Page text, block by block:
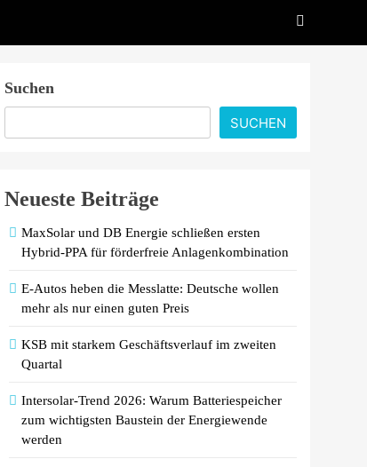
Suchen
SUCHEN
Neueste Beiträge
MaxSolar und DB Energie schließen ersten
Hybrid-PPA für förderfreie Anlagenkombination
E-Autos heben die Messlatte: Deutsche wollen
mehr als nur einen guten Preis
KSB mit starkem Geschäftsverlauf im zweiten
Quartal
Intersolar-Trend 2026: Warum Batteriespeicher
zum wichtigsten Baustein der Energiewende
werden